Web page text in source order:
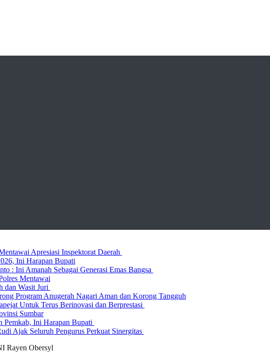
Apresiasi Inspektorat Daerah
Ini Harapan Bupati
: Ini Amanah Sebagai Generasi Emas Bangsa
Mentawai
dan Wasit Juri
Program Anugerah Nagari Aman dan Korong Tangguh
Untuk Terus Berinovasi dan Berprestasi
Sumbar
Pemkab, Ini Harapan Bupati
Ajak Seluruh Pengurus Perkuat Sinergitas
Rayen Obersyl